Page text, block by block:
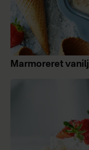
Marmoreret